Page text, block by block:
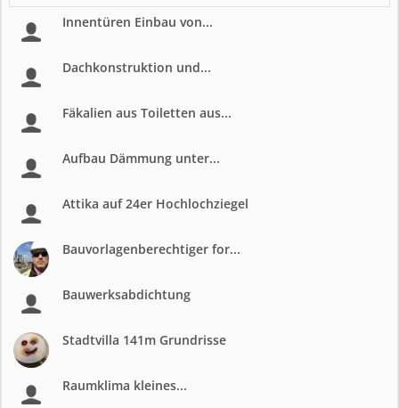
Innentüren Einbau von...
Dachkonstruktion und...
Fäkalien aus Toiletten aus...
Aufbau Dämmung unter...
Attika auf 24er Hochlochziegel
Bauvorlagenberechtiger for...
Bauwerksabdichtung
Stadtvilla 141m Grundrisse
Raumklima kleines...